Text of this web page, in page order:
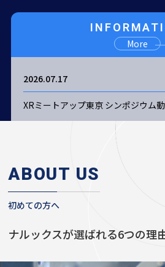
More
2026.07.17
XRミートアップ東京 シンポジウム
ABOUT US
初めての方へ
ナルックスが選ばれる6つの理